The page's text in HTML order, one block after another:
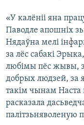
«У калёніі яна
Паводле апошніх
Нядаўна мелі
за лёс сабакі
любімы пёс жывы,
добрых людзей, за
такім чынам Наста
расказала
палітзьняволеную